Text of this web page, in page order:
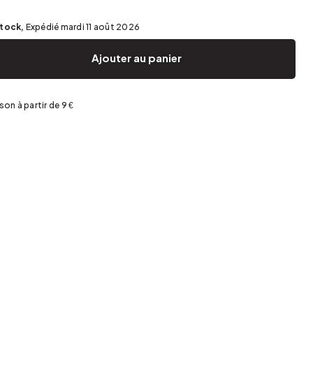
Jardin et terrasse
Rangement de printemps
Expédié mardi 11 août 2026
Ajouter au panier
à partir de 9 €